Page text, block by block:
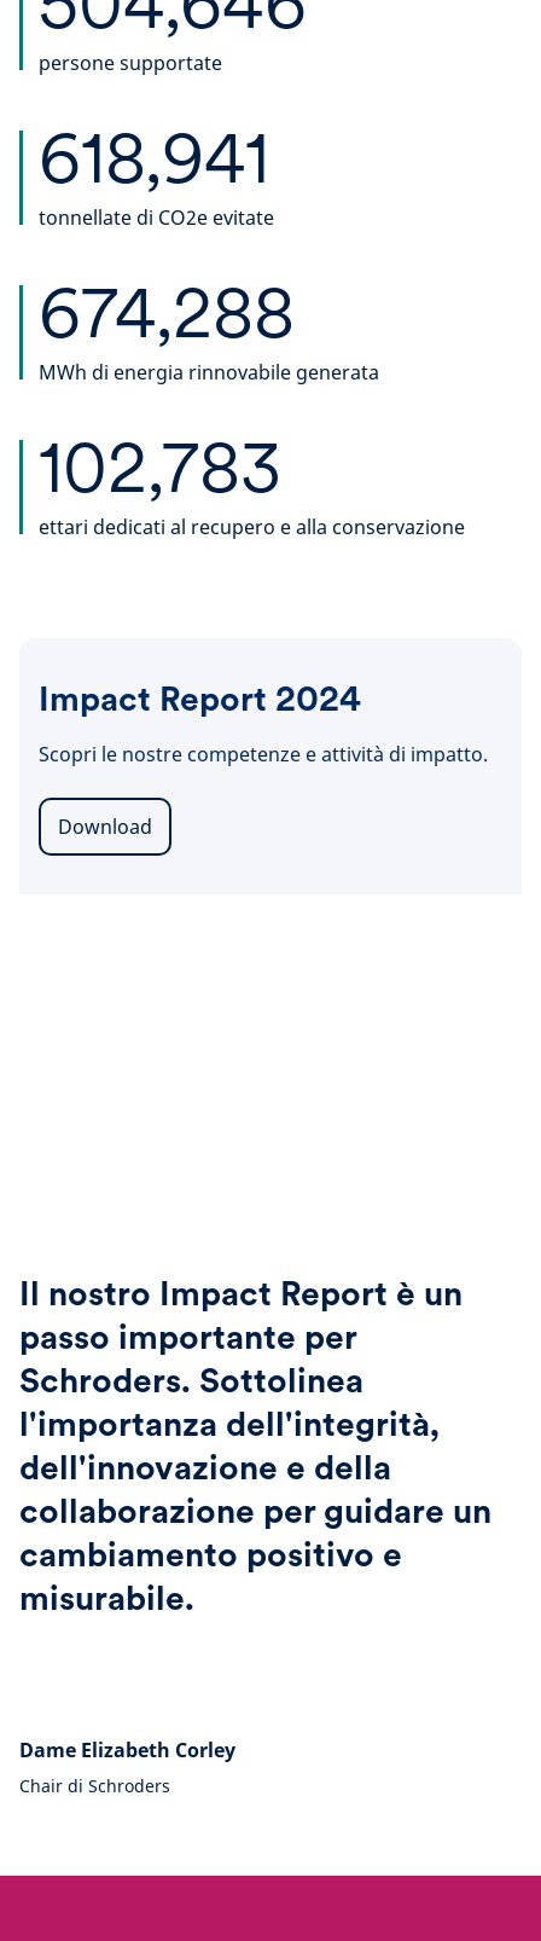
persone supportate
618,941
tonnellate di CO2e evitate
674,288
MWh di energia rinnovabile generata
102,783
ettari dedicati al recupero e alla conservazione
Impact Report 2024
Scopri le nostre competenze e attività di impatto.
Download
Il nostro Impact Report è un
passo importante per
Schroders. Sottolinea
l'importanza dell'integrità,
dell'innovazione e della
collaborazione per guidare un
cambiamento positivo e
misurabile.
Dame Elizabeth Corley
Chair di Schroders